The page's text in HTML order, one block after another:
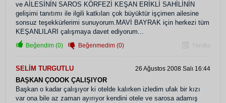
ve AİLESİNİN SAROS KÖRFEZİ KEŞAN ERİKLİ SAHİLİNİN
gelişimi tanıtımı ile ilgili katkıları çok büyüktür işçimen ailesine
sonsuz teşekkürlerimi sunuyorum.MAVİ BAYRAK için herkezi tüm
KEŞANLILARI çalışmaya davet ediyorum...
Beğendim (0) Beğenmedim (0) Yanıtla
SELİM TURGUTLU 26 Ağustos 2008 Salı 16:44
BAŞKAN ÇOOOK ÇALIŞIYOR
Başkan o kadar çalışıyor ki otelde kalırken izledim ufak bir kızı
var ona bile az zaman ayırıyor kendini otele ve sarosa adamış